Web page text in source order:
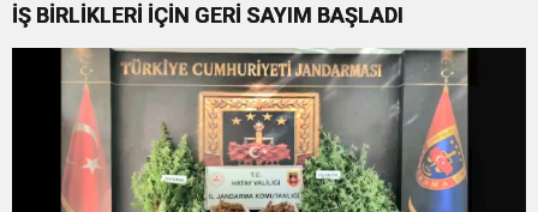
İŞ BİRLİKLERİ İÇİN GERİ SAYIM BAŞLADI